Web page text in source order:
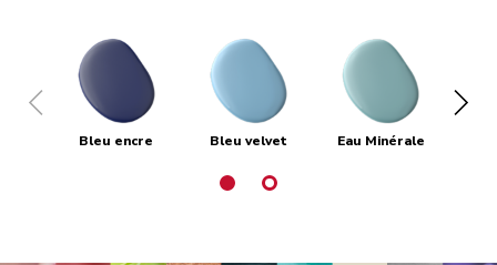
Bleu encre Bleu velvet Eau Minérale